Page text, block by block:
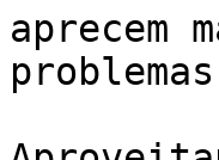
aprecem